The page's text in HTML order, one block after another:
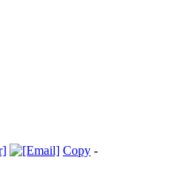
Copy -